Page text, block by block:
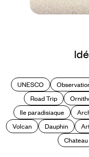
10 spots
Argentine
UNESCO
Road Trip
Ile paradisiaque
Volcan
Dauphin
Chateau